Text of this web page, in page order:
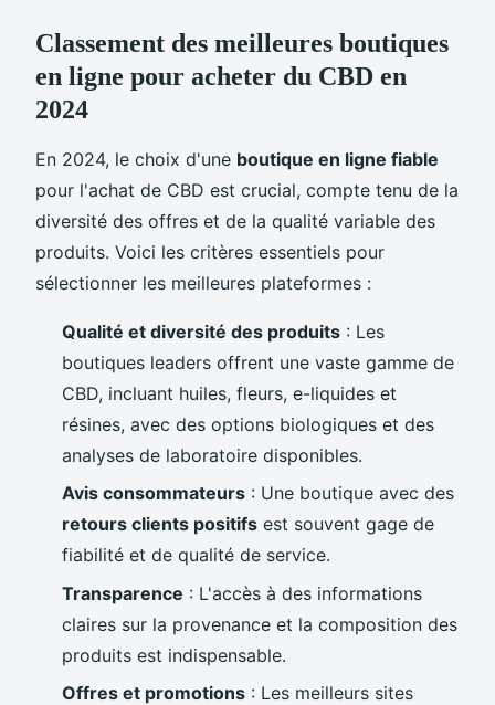
Classement des meilleures boutiques
en ligne pour acheter du CBD en
2024
En 2024, le choix d'une boutique en ligne fiable
pour l'achat de CBD est crucial, compte tenu de la
diversité des offres et de la qualité variable des
produits. Voici les critères essentiels pour
sélectionner les meilleures plateformes :
Qualité et diversité des produits : Les
boutiques leaders offrent une vaste gamme de
CBD, incluant huiles, fleurs, e-liquides et
résines, avec des options biologiques et des
analyses de laboratoire disponibles.
Avis consommateurs : Une boutique avec des
retours clients positifs est souvent gage de
fiabilité et de qualité de service.
Transparence : L'accès à des informations
claires sur la provenance et la composition des
produits est indispensable.
Offres et promotions : Les meilleurs sites